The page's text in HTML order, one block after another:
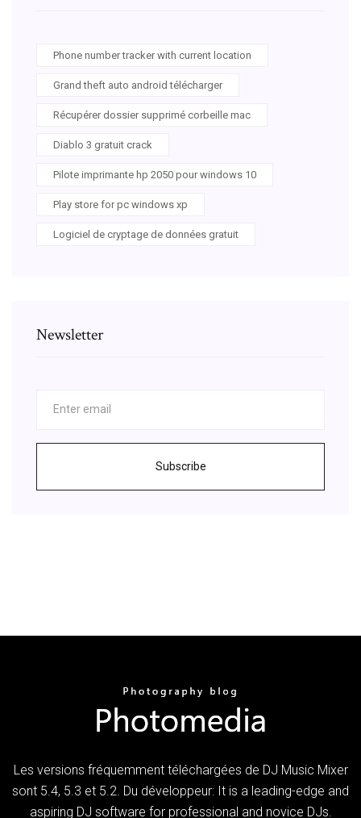
Phone number tracker with current location
Grand theft auto android télécharger
Récupérer dossier supprimé corbeille mac
Diablo 3 gratuit crack
Pilote imprimante hp 2050 pour windows 10
Play store for pc windows xp
Logiciel de cryptage de données gratuit
Newsletter
Subscribe
Les versions fréquemment téléchargées de DJ Music Mixer
sont 5.4, 5.3 et 5.2. Du développeur: It is a leading-edge and
aspiring DJ software for professional and novice DJs.